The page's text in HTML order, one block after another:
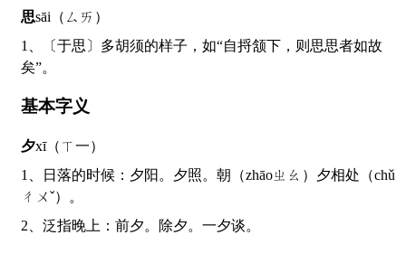
思sāi（ㄙㄞ）
1、〔于思〕多胡须的样子，如“自捋颔下，则思思者如故
矣”。
基本字义
夕xī（ㄒ一）
1、日落的时候：夕阳。夕照。朝（zhāoㄓㄠ）夕相处（chǔ
ㄔㄨˇ）。
2、泛指晚上：前夕。除夕。一夕谈。